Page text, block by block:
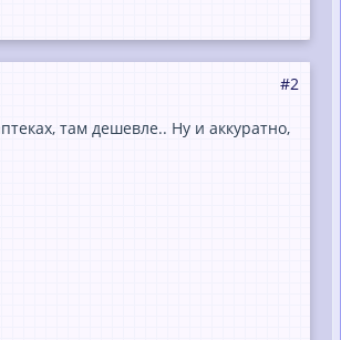
#2
там дешевле.. Ну и аккуратно,